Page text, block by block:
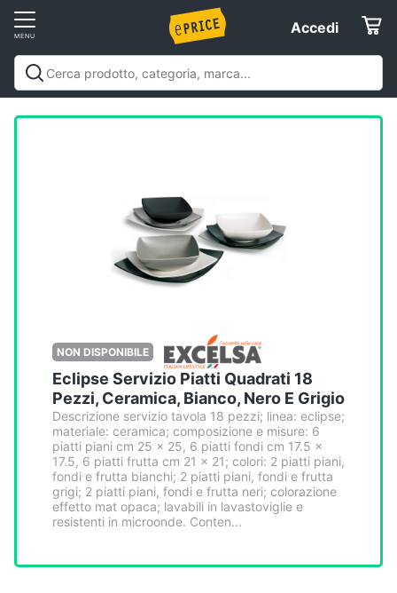
Accedi
Accedi
NON DISPONIBILE
Eclipse Servizio Piatti Quadrati 18
Pezzi, Ceramica, Bianco, Nero E Grigio
Descrizione servizio tavola 18 pezzi; linea: eclipse;
materiale: ceramica; composizione e misure: 6
piatti piani cm 25 x 25, 6 piatti fondi cm 17.5 x
17.5, 6 piatti frutta cm 21 x 21; colori: 2 piatti piani,
fondi e frutta bianchi; 2 piatti piani, fondi e frutta
grigi; 2 piatti piani, fondi e frutta neri; colorazione
effetto mat opaca; lavabili in lavastoviglie e
resistenti in microonde. Conten...